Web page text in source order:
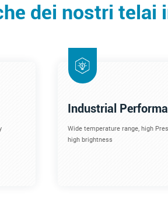
dei nostri telai
Industrial
Wide temperature range, high
high brightness